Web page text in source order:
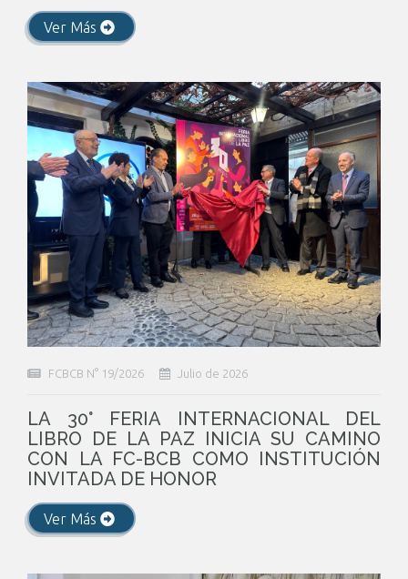
Ver Más
FCBCB N° 19/2026 Julio de 2026
LA 30° FERIA INTERNACIONAL DEL
LIBRO DE LA PAZ INICIA SU CAMINO
CON LA FC-BCB COMO INSTITUCIÓN
INVITADA DE HONOR
Ver Más